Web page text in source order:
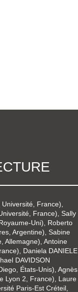
France),
France), Sally
Uni), Roberto
Argentine), Sabine
Allemagne), Antoine
Daniela DANIELE
DAVIDSON
États-Unis), Agnès
Lyon 2, France), Laure
Paris-Est Créteil,